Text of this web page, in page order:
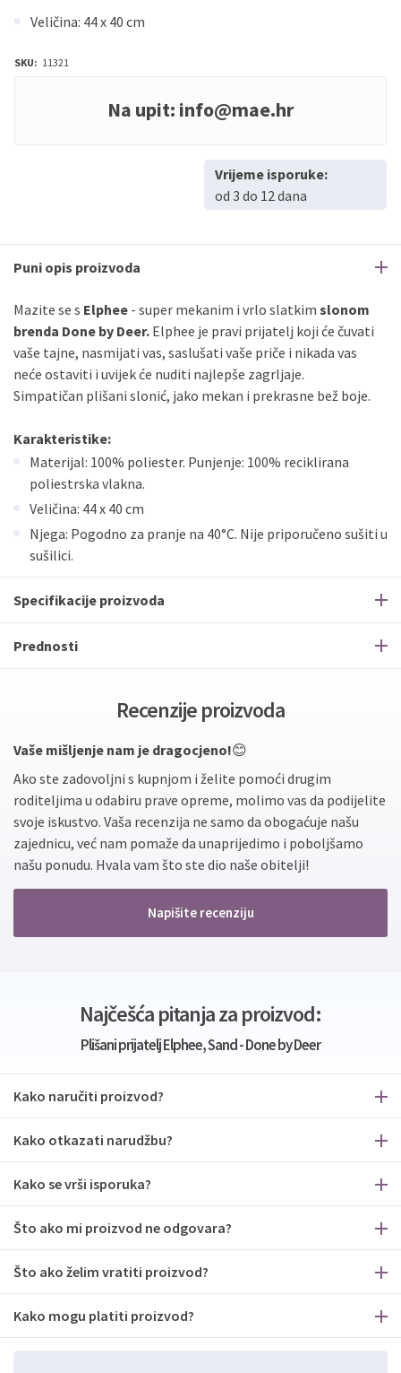
Veličina: 44 x 40 cm
SKU: 11321
Na upit: info@mae.hr
Vrijeme isporuke:
od 3 do 12 dana
Puni opis proizvoda
Mazite se s Elphee - super mekanim i vrlo slatkim slonom
brenda Done by Deer. Elphee je pravi prijatelj koji će čuvati
vaše tajne, nasmijati vas, saslušati vaše priče i nikada vas
neće ostaviti i uvijek će nuditi najlepše zagrljaje.
Simpatičan plišani slonić, jako mekan i prekrasne bež boje.
Karakteristike:
Materijal: 100% poliester. Punjenje: 100% reciklirana
poliestrska vlakna.
Veličina: 44 x 40 cm
Njega: Pogodno za pranje na 40°C. Nije priporučeno sušiti u
sušilici.
Specifikacije proizvoda
Prednosti
Recenzije proizvoda
Vaše mišljenje nam je dragocjeno!😊
Ako ste zadovoljni s kupnjom i želite pomoći drugim
roditeljima u odabiru prave opreme, molimo vas da podijelite
svoje iskustvo. Vaša recenzija ne samo da obogaćuje našu
zajednicu, već nam pomaže da unaprijedimo i poboljšamo
našu ponudu. Hvala vam što ste dio naše obitelji!
Napišite recenziju
Najčešća pitanja za proizvod:
Plišani prijatelj Elphee, Sand - Done by Deer
Kako naručiti proizvod?
Kako otkazati narudžbu?
Kako se vrši isporuka?
Što ako mi proizvod ne odgovara?
Što ako želim vratiti proizvod?
Kako mogu platiti proizvod?